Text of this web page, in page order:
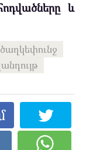
և
ծաղկեփունջ